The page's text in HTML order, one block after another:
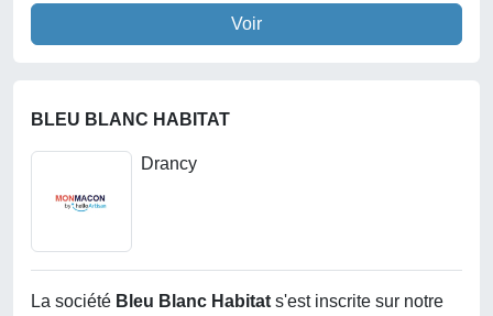
Voir
BLEU BLANC HABITAT
Drancy
La société Bleu Blanc Habitats'est inscrite sur notre